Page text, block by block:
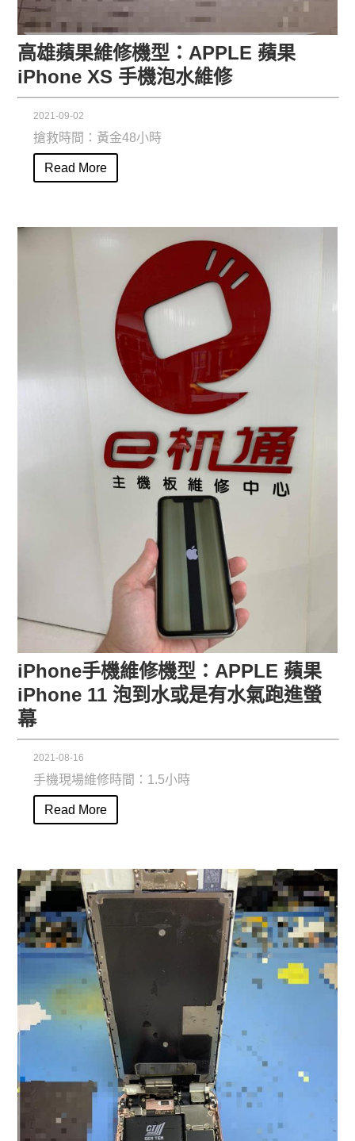
高雄蘋果維修機型：APPLE 蘋果
iPhone XS 手機泡水維修
2021-09-02
搶救時間：黃金48小時
Read More
iPhone手機維修機型：APPLE 蘋果
iPhone 11 泡到水或是有水氣跑進螢
幕
2021-08-16
手機現場維修時間：1.5小時
Read More